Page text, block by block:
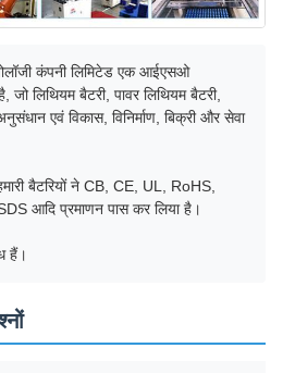
कंपनी लिमिटेड एक आईएसओ
जो लिथियम बैटरी, पावर लिथियम बैटरी,
एवं विकास, विनिर्माण, बिक्री और सेवा
बैटरियों ने CB, CE, UL, RoHS,
आदि प्रमाणन पास कर लिया है।
हैं।